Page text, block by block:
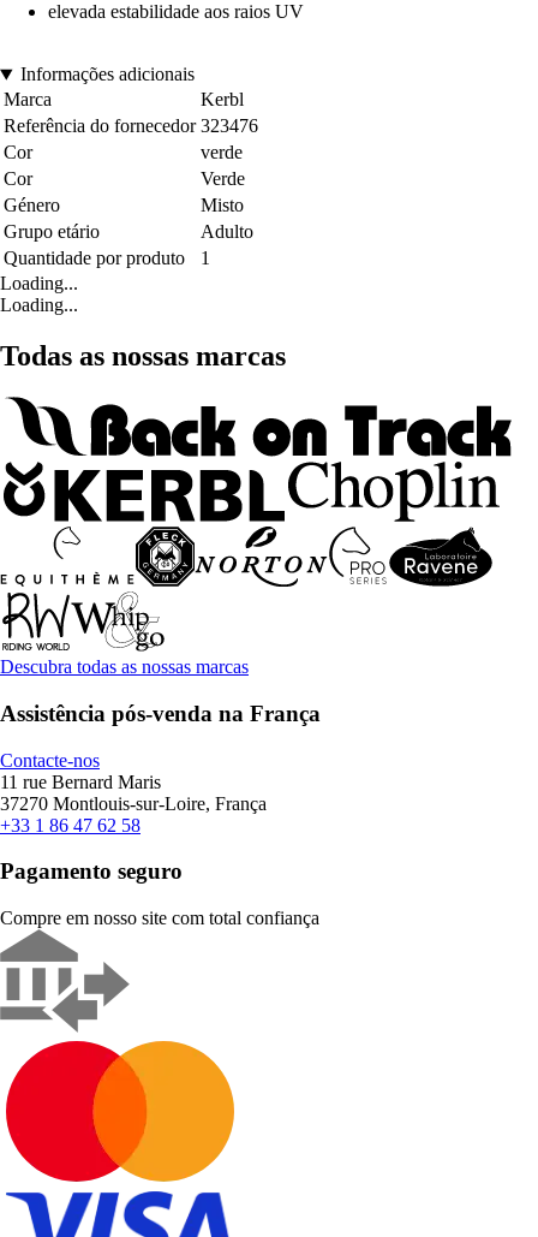
elevada estabilidade aos raios UV
Informações adicionais
Marca
Kerbl
Referência do fornecedor 323476
Cor
verde
Cor
Verde
Género
Misto
Grupo etário
Adulto
Quantidade por produto
1
Loading...
Loading...
Todas as nossas marcas
Descubra todas as nossas marcas
Assistência pós-venda na França
Contacte-nos
11 rue Bernard Maris
37270 Montlouis-sur-Loire, França
+33 1 86 47 62 58
Pagamento seguro
Compre em nosso site com total confiança